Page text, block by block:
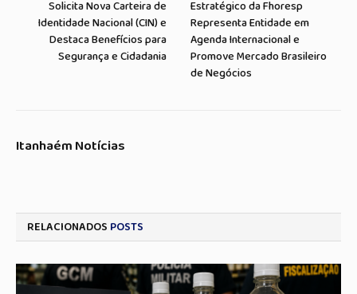
Solicita Nova Carteira de
Identidade Nacional (CIN) e
Destaca Benefícios para
Segurança e Cidadania
Estratégico da Fhoresp
Representa Entidade em
Agenda Internacional e
Promove Mercado Brasileiro
de Negócios
Itanhaém Notícias
RELACIONADOS POSTS